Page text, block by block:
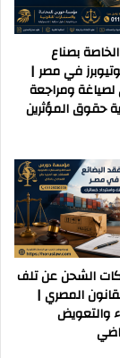
بصناع
في مصر |
ومراجعة
حقوق المؤثرين
الشحن عن تلف
المصري |
والتعويض